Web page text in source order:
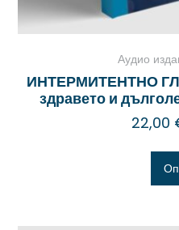
Аудио
ИНТЕРМИТЕНТНО
здравето и
22,00